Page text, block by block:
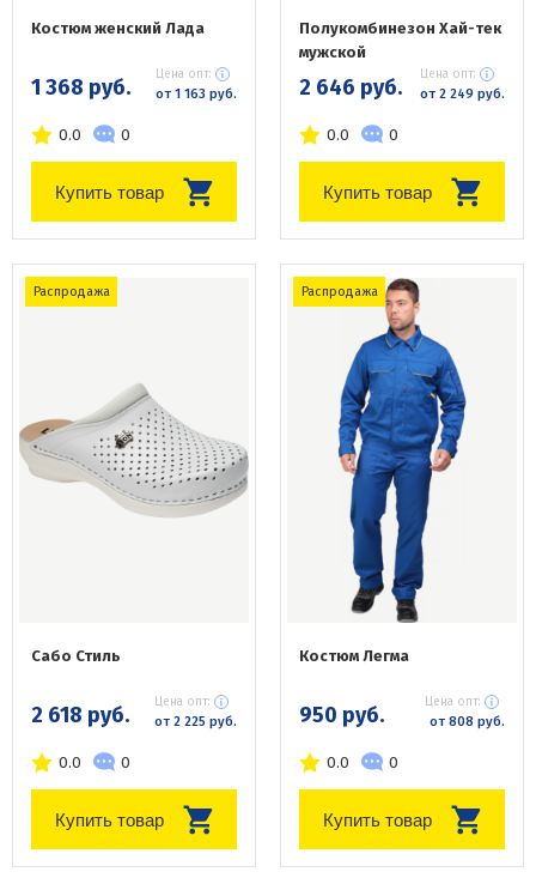
Костюм женский Лада
1 368 руб. Цена опт:
от 1 163 руб.
0.0 0
Купить товар
Полукомбинезон Хай-тек
мужской
2 646 руб. Цена опт:
от 2 249 руб.
0.0 0
Купить товар
Распродажа
Сабо Стиль
2 618 руб. Цена опт:
от 2 225 руб.
0.0 0
Купить товар
Распродажа
Костюм Легма
950 руб. Цена опт:
от 808 руб.
0.0 0
Купить товар